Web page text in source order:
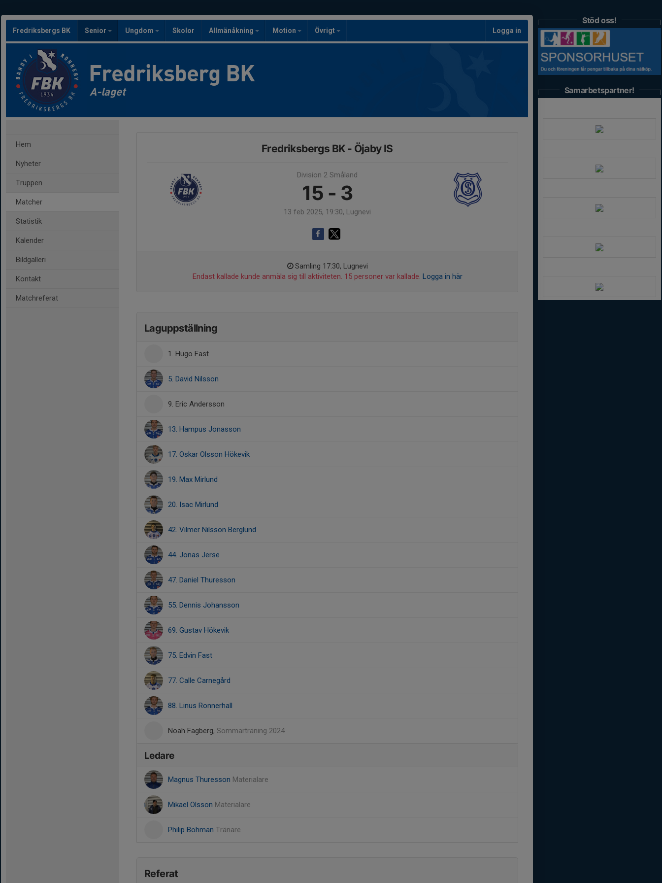
Fredriksbergs BK Senior Ungdom Skolor Allmänåkning Motion Övrigt Logga in
Fredriksberg BK
A-laget
Hem
Nyheter
Truppen
Matcher
Statistik
Kalender
Bildgalleri
Kontakt
Matchreferat
Fredriksbergs BK - Öjaby IS
Division 2 Småland
15 - 3
13 feb 2025, 19:30, Lugnevi
Samling 17:30, Lugnevi
Endast kallade kunde anmäla sig till aktiviteten. 15 personer var kallade. Logga in här
Laguppställning
1. Hugo Fast
5. David Nilsson
9. Eric Andersson
13. Hampus Jonasson
17. Oskar Olsson Hökevik
19. Max Mirlund
20. Isac Mirlund
42. Vilmer Nilsson Berglund
44. Jonas Jerse
47. Daniel Thuresson
55. Dennis Johansson
69. Gustav Hökevik
75. Edvin Fast
77. Calle Carnegård
88. Linus Ronnerhall
Noah Fagberg, Sommarträning 2024
Ledare
Magnus Thuresson Materialare
Mikael Olsson Materialare
Philip Bohman Tränare
Referat
Stöd oss!
Samarbetspartner!